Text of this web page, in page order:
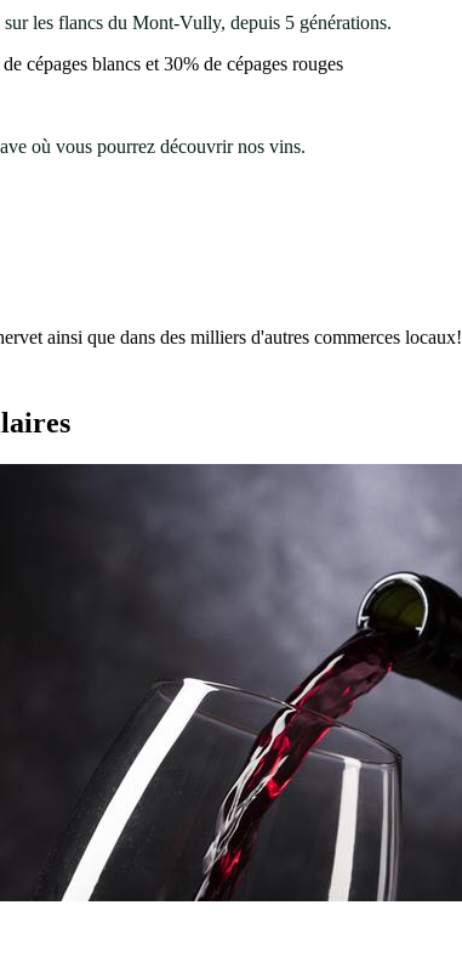
les flancs du Mont-Vully, depuis 5 générations.
cépages blancs et 30% de cépages rouges
où vous pourrez découvrir nos vins.
ainsi que dans des milliers d'autres commerces locaux!